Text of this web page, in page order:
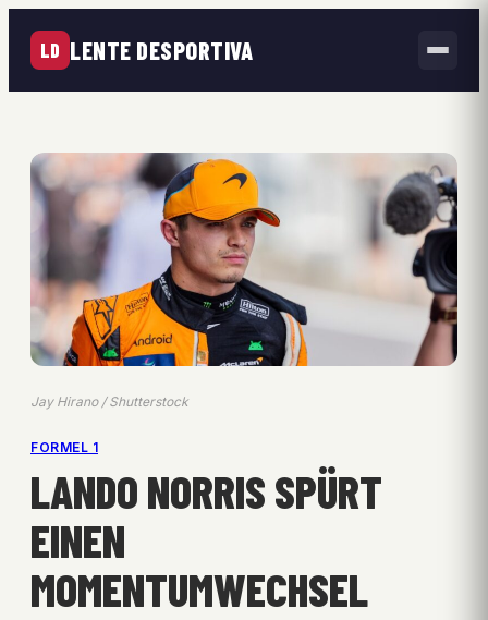
LD LENTE DESPORTIVA
Jay Hirano / Shutterstock
FORMEL 1
LANDO NORRIS SPÜRT
EINEN
MOMENTUMWECHSEL